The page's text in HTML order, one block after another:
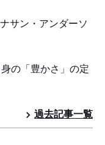
サン・アンダーソ
の「豊かさ」の定
過去記事一覧